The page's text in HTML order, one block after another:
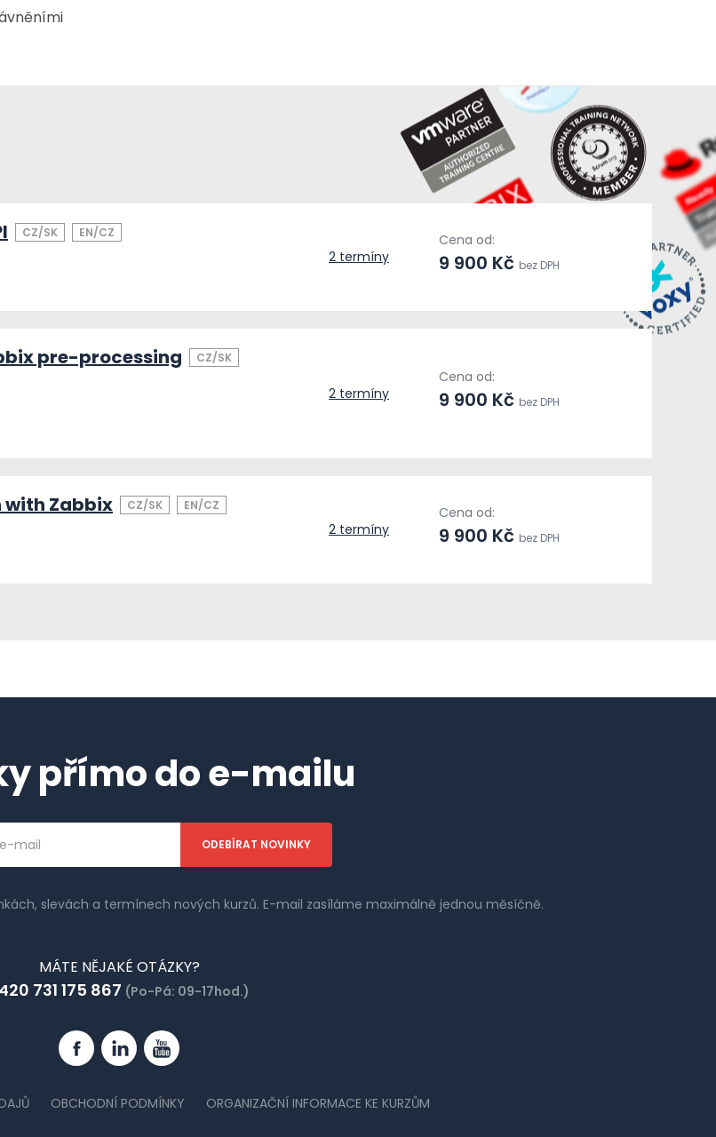
CZ/SK EN/CZ
2 termíny
Cena od:
9 900 Kč bez DPH
pre-processing
CZ/SK
2 termíny
Cena od:
9 900 Kč bez DPH
with Zabbix CZ/SK EN/CZ
2 termíny
Cena od:
9 900 Kč bez DPH
přímo do e-mailu
slevách a termínech nových kurzů. E-mail zasíláme maximálně jednou měsíčně.
MÁTE NĚJAKÉ OTÁZKY?
731 175 867 (Po-Pá: 09-17hod.)
FacebookLinkedinYouTube
OBCHODNÍ PODMÍNKY ORGANIZAČNÍ INFORMACE KE KURZŮM